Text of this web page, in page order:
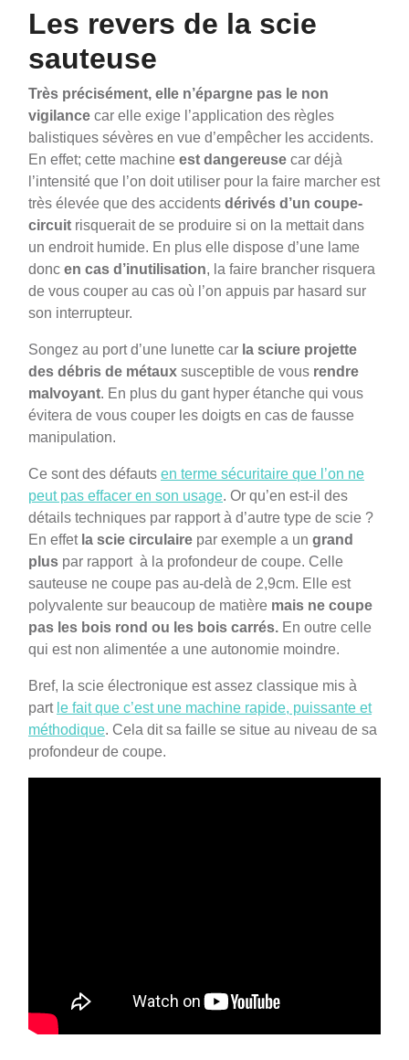
Les revers de la scie
sauteuse
Très précisément, elle n’épargne pas le non
vigilance car elle exige l’application des règles
balistiques sévères en vue d’empêcher les accidents.
En effet; cette machine est dangereuse car déjà
l’intensité que l’on doit utiliser pour la faire marcher est
très élevée que des accidents dérivés d’un coupe-
circuit risquerait de se produire si on la mettait dans
un endroit humide. En plus elle dispose d’une lame
donc en cas d’inutilisation, la faire brancher risquera
de vous couper au cas où l’on appuis par hasard sur
son interrupteur.
Songez au port d’une lunette car la sciure projette
des débris de métaux susceptible de vous rendre
malvoyant. En plus du gant hyper étanche qui vous
évitera de vous couper les doigts en cas de fausse
manipulation.
Ce sont des défauts en terme sécuritaire que l’on ne
peut pas effacer en son usage. Or qu’en est-il des
détails techniques par rapport à d’autre type de scie ?
En effet la scie circulaire par exemple a un grand
plus par rapport à la profondeur de coupe. Celle
sauteuse ne coupe pas au-delà de 2,9cm. Elle est
polyvalente sur beaucoup de matière mais ne coupe
pas les bois rond ou les bois carrés. En outre celle
qui est non alimentée a une autonomie moindre.
Bref, la scie électronique est assez classique mis à
part le fait que c’est une machine rapide, puissante et
méthodique. Cela dit sa faille se situe au niveau de sa
profondeur de coupe.